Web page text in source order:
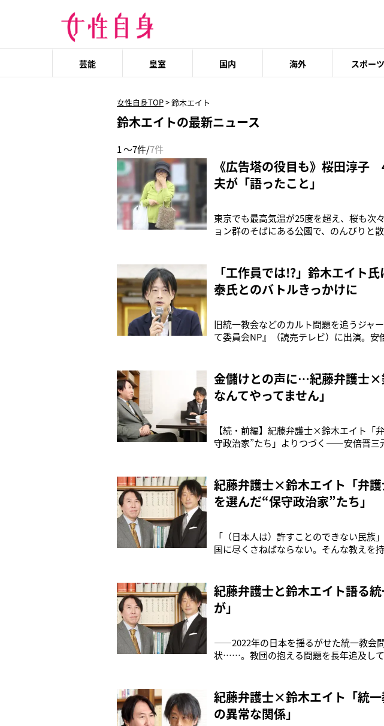
芸能 皇室 国内 海外 スポーツ
女性自身TOP>鈴木エイト
鈴木エイトの最新ニュース
1 ～7件/7件
《広告塔の役目も》桜田淳
夫が「語ったこと」
東京でも最高気温が25度を超え、桜も次
ョン群のそばにある公園で、のんびりと
式で夫婦となった東伸行氏（69）だっ
平和統一家庭連合（以
「工作員では!?」鈴木エイト
泰氏とのバトルきっかけに
旧統一教会などのカルト問題を追うジャ
て委員会NP』（読売テレビ）に出演。
氏が著した「『山上徹也』とは何者だ
題についてパネリストが鈴木
金儲けとの声に…紀藤弁護士×
なんてやってません」
【続・前編】紀藤弁護士×鈴木エイト「
守政治家”たち」よりつづく――安倍晋三
場するようになったが、売名行為であ
るという。紀藤：エイト君は、今やサ
紀藤弁護士×鈴木エイト「弁
を選んだ“保守政治家”たち」
「（日本人は）許すことのできない民
国に尽くさねばならない。そんな教えを
護士と鈴木エイト氏に話を聞いた。紀
らが、反日思想ともいえる統一教会
紀藤弁護士と鈴木エイト語る
が」
――2022年の日本を揺るがせた統一教会
状……。教団の抱える問題を長年追及し
だ救済法が、成立しました。マインド
ありますが、第一歩を踏み出したといえ
紀藤弁護士×鈴木エイト「統
の異常な関係」